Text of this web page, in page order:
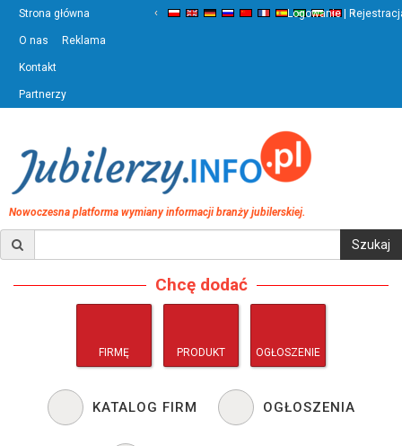
Strona główna
O nas Reklama
Kontakt
Partnerzy
‹ ›
Logowanie |
Nowoczesna platforma wymiany informacji branży jubilerskiej.
Chcę dodać
FIRMĘ PRODUKT OGŁOSZENIE
KATALOG FIRM OGŁOSZENIA